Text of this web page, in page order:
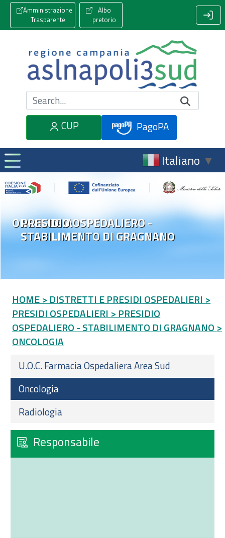
Amministrazione
Trasparente
Albo
pretorio
Cerca nel sito
CUP
PagoPA
Italiano ▼
ONCOLOGIA
PRESIDIO OSPEDALIERO -
STABILIMENTO DI GRAGNANO
HOME > DISTRETTI E PRESIDI OSPEDALIERI >
PRESIDI OSPEDALIERI > PRESIDIO
OSPEDALIERO - STABILIMENTO DI GRAGNANO >
ONCOLOGIA
U.O.C. Farmacia Ospedaliera Area Sud
Oncologia
Radiologia
Responsabile